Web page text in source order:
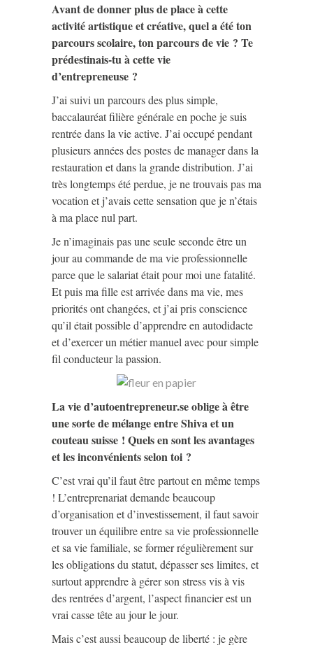
Avant de donner plus de place à cette
activité artistique et créative, quel a été ton
parcours scolaire, ton parcours de vie ? Te
prédestinais-tu à cette vie
d’entrepreneuse ?
J’ai suivi un parcours des plus simple,
baccalauréat filière générale en poche je suis
rentrée dans la vie active. J’ai occupé pendant
plusieurs années des postes de manager dans la
restauration et dans la grande distribution. J’ai
très longtemps été perdue, je ne trouvais pas ma
vocation et j’avais cette sensation que je n’étais
à ma place nul part.
Je n’imaginais pas une seule seconde être un
jour au commande de ma vie professionnelle
parce que le salariat était pour moi une fatalité.
Et puis ma fille est arrivée dans ma vie, mes
priorités ont changées, et j’ai pris conscience
qu’il était possible d’apprendre en autodidacte
et d’exercer un métier manuel avec pour simple
fil conducteur la passion.
La vie d’autoentrepreneur.se oblige à être
une sorte de mélange entre Shiva et un
couteau suisse ! Quels en sont les avantages
et les inconvénients selon toi ?
C’est vrai qu’il faut être partout en même temps
! L’entreprenariat demande beaucoup
d’organisation et d’investissement, il faut savoir
trouver un équilibre entre sa vie professionnelle
et sa vie familiale, se former régulièrement sur
les obligations du statut, dépasser ses limites, et
surtout apprendre à gérer son stress vis à vis
des rentrées d’argent, l’aspect financier est un
vrai casse tête au jour le jour.
Mais c’est aussi beaucoup de liberté : je gère